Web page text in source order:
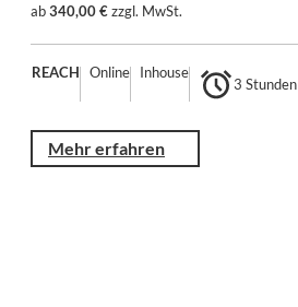
ab340,00 €zzgl. MwSt.
REACH Online Inhouse
3 Stunden
Mehr erfahren